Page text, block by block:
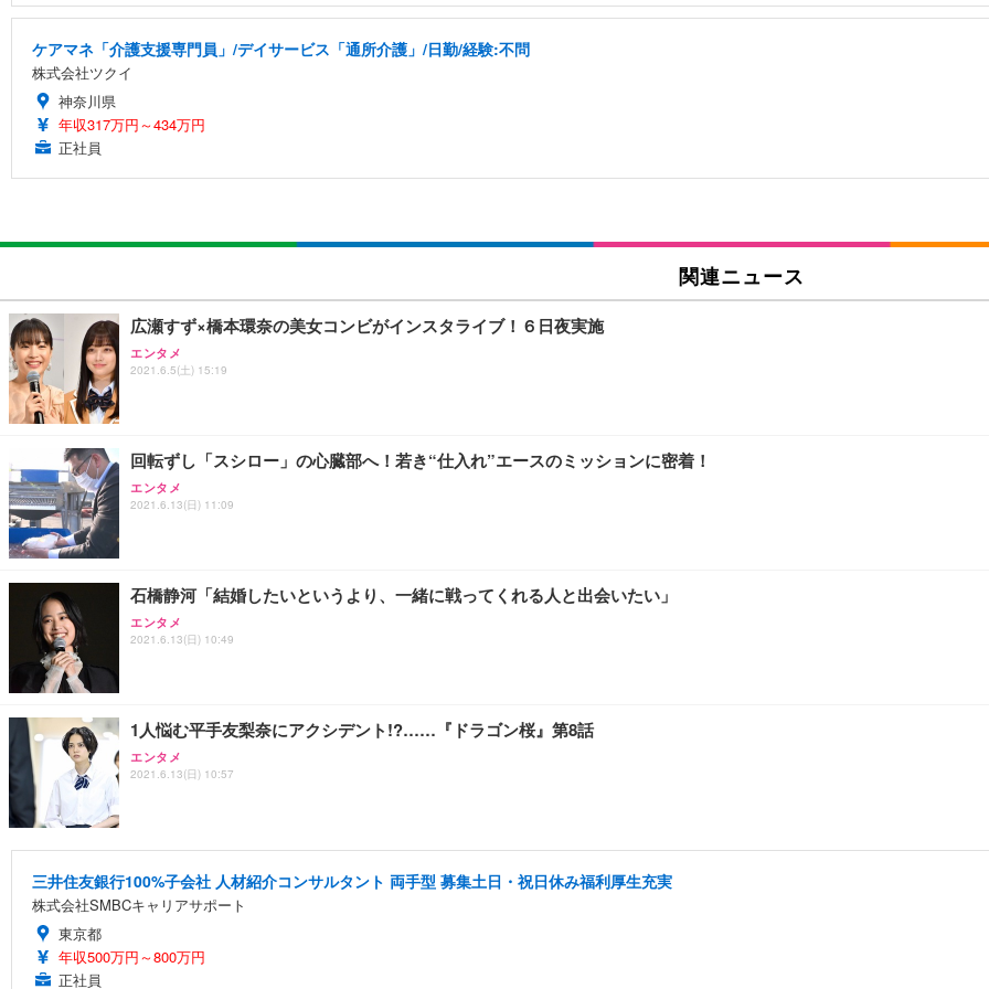
ケアマネ「介護支援専門員」/デイサービス「通所介護」/日勤/経験:不問
株式会社ツクイ
神奈川県
年収317万円～434万円
正社員
関連ニュース
広瀬すず×橋本環奈の美女コンビがインスタライブ！６日夜実施
エンタメ
2021.6.5(土) 15:19
回転ずし「スシロー」の心臓部へ！若き“仕入れ”エースのミッションに密着！
エンタメ
2021.6.13(日) 11:09
石橋静河「結婚したいというより、一緒に戦ってくれる人と出会いたい」
エンタメ
2021.6.13(日) 10:49
1人悩む平手友梨奈にアクシデント!?……『ドラゴン桜』第8話
エンタメ
2021.6.13(日) 10:57
三井住友銀行100%子会社 人材紹介コンサルタント 両手型 募集土日・祝日休み福利厚生充実
株式会社SMBCキャリアサポート
東京都
年収500万円～800万円
正社員